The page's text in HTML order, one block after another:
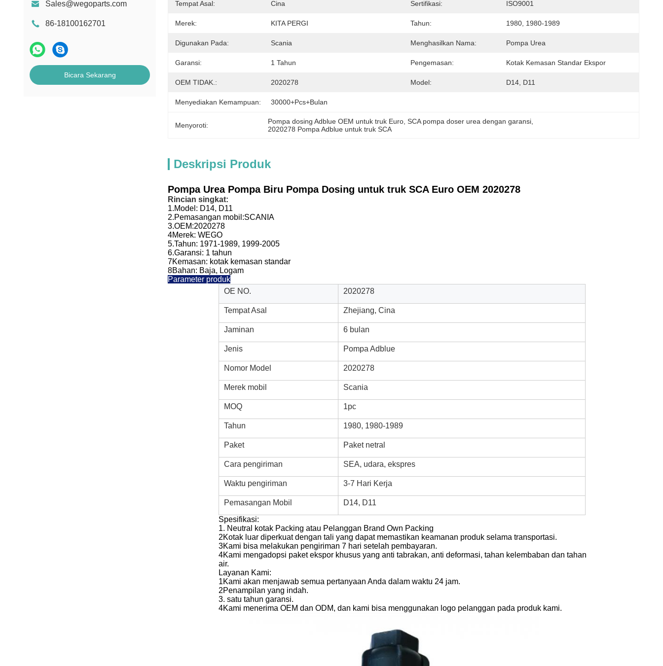
Sales@wegoparts.com
86-18100162701
Bicara Sekarang
Tempat Asal: Cina Sertifikasi: ISO9001
Merek: KITA PERGI Tahun: 1980, 1980-1989
Digunakan Pada: Scania Menghasilkan Nama: Pompa Urea
Garansi: 1 Tahun Pengemasan: Kotak Kemasan Standar Ekspor
OEM TIDAK.: 2020278 Model: D14, D11
Menyediakan Kemampuan: 30000+Pcs+Bulan
Menyoroti: Pompa dosing Adblue OEM untuk truk Euro , SCA pompa doser urea dengan garansi
2020278 Pompa Adblue untuk truk SCA
Deskripsi Produk
Pompa Urea Pompa Biru Pompa Dosing untuk truk SCA Euro OEM 2020278
Rincian singkat:
1.Model: D14, D11
2.Pemasangan mobil:SCANIA
3.OEM:2020278
4Merek: WEGO
5.Tahun: 1971-1989, 1999-2005
6.Garansi: 1 tahun
7Kemasan: kotak kemasan standar
8Bahan: Baja, Logam
Parameter produk
OE NO.
2020278
Tempat Asal Zhejiang, Cina
Jaminan 6 bulan
Jenis Pompa Adblue
Nomor Model 2020278
Merek mobil Scania
MOQ 1pc
Tahun 1980, 1980-1989
Paket Paket netral
Cara pengiriman SEA, udara, ekspres
Waktu pengiriman 3-7 Hari Kerja
Pemasangan Mobil
D14, D11
Spesifikasi:
1. Neutral kotak Packing atau Pelanggan Brand Own Packing
2Kotak luar diperkuat dengan tali yang dapat memastikan keamanan produk selama transportasi.
3Kami bisa melakukan pengiriman 7 hari setelah pembayaran.
4Kami mengadopsi paket ekspor khusus yang anti tabrakan, anti deformasi, tahan kelembaban dan tahan
air.
Layanan Kami:
1Kami akan menjawab semua pertanyaan Anda dalam waktu 24 jam.
2Penampilan yang indah.
3. satu tahun garansi.
4Kami menerima OEM dan ODM, dan kami bisa menggunakan logo pelanggan pada produk kami.